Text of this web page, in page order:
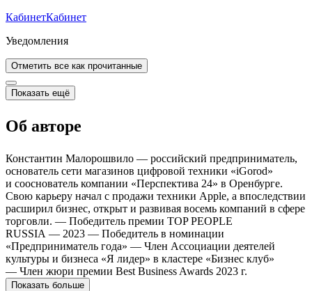
КабинетКабинет
Уведомления
Отметить все как прочитанные
Показать ещё
Об авторе
Константин Малорошвило — российский предприниматель,
основатель сети магазинов цифровой техники «iGorod»
и сооснователь компании «Перспектива 24» в Оренбурге.
Свою карьеру начал с продажи техники Apple, а впоследствии
расширил бизнес, открыт и развивая восемь компаний в сфере
торговли. — Победитель премии TOP PEOPLE
RUSSIA — 2023 — Победитель в номинации
«Предприниматель года» — Член Ассоциации деятелей
культуры и бизнеса «Я лидер» в кластере «Бизнес клуб»
— Член жюри премии Best Business Awards 2023 г.
Показать больше